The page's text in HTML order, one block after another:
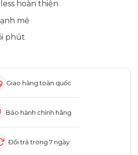
hoàn thiện
mẽ
phút
Giao hàng toàn quốc
Bảo hành chính hãng
Đổi trả trong 7 ngày